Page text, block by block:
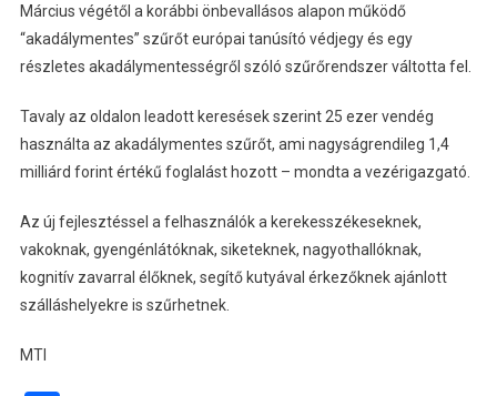
Március végétől a korábbi önbevallásos alapon működő
“akadálymentes” szűrőt európai tanúsító védjegy és egy
részletes akadálymentességről szóló szűrőrendszer váltotta fel.
Tavaly az oldalon leadott keresések szerint 25 ezer vendég
használta az akadálymentes szűrőt, ami nagyságrendileg 1,4
milliárd forint értékű foglalást hozott – mondta a vezérigazgató.
Az új fejlesztéssel a felhasználók a kerekesszékeseknek,
vakoknak, gyengénlátóknak, siketeknek, nagyothallóknak,
kognitív zavarral élőknek, segítő kutyával érkezőknek ajánlott
szálláshelyekre is szűrhetnek.
MTI